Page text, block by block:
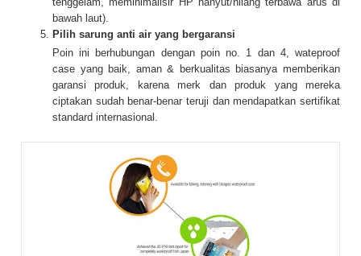
bawah laut).
Pilih sarung anti air yang bergaransi
Poin ini berhubungan dengan poin no. 1 dan 4, wateproof
case yang baik, aman & berkualitas biasanya memberikan
garansi produk, karena merk dan produk yang mereka
ciptakan sudah benar-benar teruji dan mendapatkan sertifikat
standard internasional.